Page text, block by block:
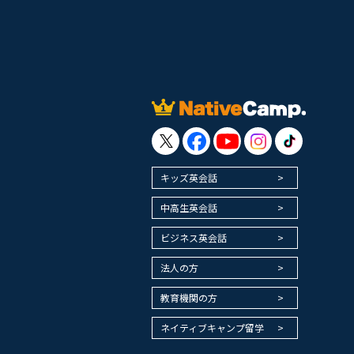
キッズ英会話
中高生英会話
ビジネス英会話
法人の方
教育機関の方
ネイティブキャンプ留学